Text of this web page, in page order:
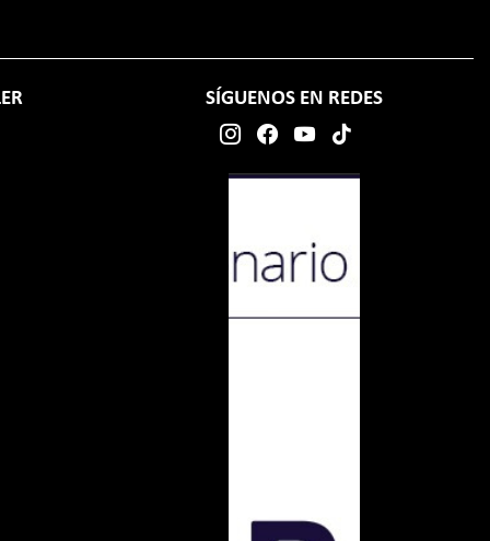
SÍGUENOS EN REDES